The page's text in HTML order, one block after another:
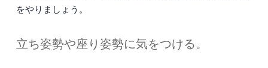
をやりましょう。
立ち姿勢や座り姿勢に気をつける。